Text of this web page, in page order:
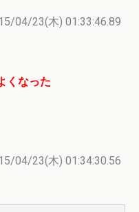
04/23(木) 01:33:46.89
くなった
04/23(木) 01:34:30.56